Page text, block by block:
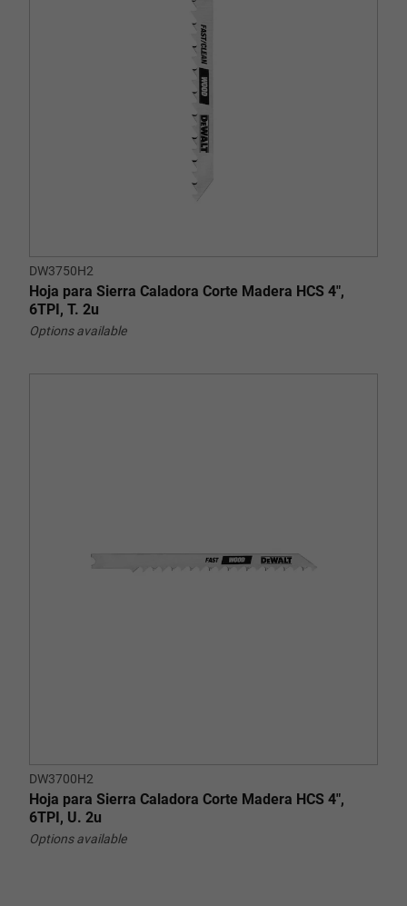
DW3750H2
Hoja para Sierra Caladora Corte Madera HCS 4",
6TPI, T. 2u
Options available
DW3700H2
Hoja para Sierra Caladora Corte Madera HCS 4",
6TPI, U. 2u
Options available